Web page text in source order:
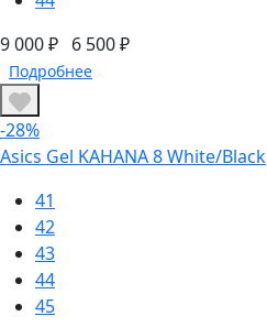
9 000 ₽ 6 500 ₽
Подробнее
-28%
Asics Gel KAHANA 8 White/Black
41
42
43
44
45